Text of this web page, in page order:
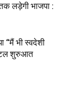
लड़ेगी भाजपा :
“मैं भी स्वदेशी
शुरुआत